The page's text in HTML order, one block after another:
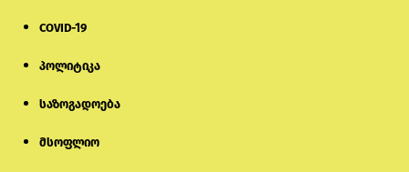
COVID-19
პოლიტიკა
საზოგადოება
მსოფლიო